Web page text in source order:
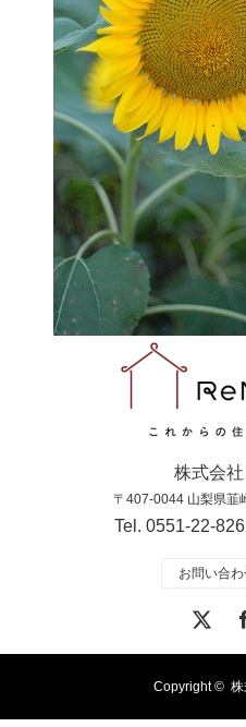
株式会
〒407-0044 山梨県韮
Tel. 0551-22-
お問い合
RSS
Copyright © 株